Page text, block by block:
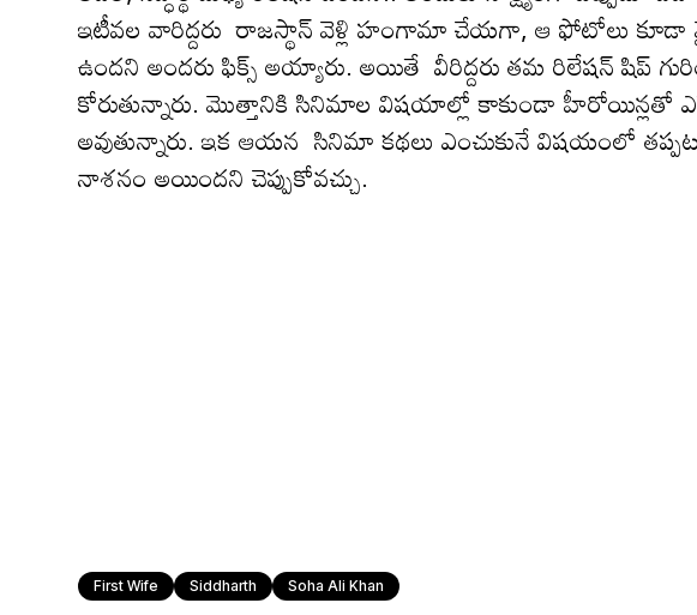
ఇటీవ‌ల వారిద్ద‌రు రాజస్థాన్ వెళ్లి హంగామా చేయ‌గా, ఆ ఫోటోలు
ఉంద‌ని అంద‌రు ఫిక్స్ అయ్యారు. అయితే వీరిద్దరు తమ రిలేషన్ షిప్
కోరుతున్నారు. మొత్తానికి సినిమాల విషయాల్లో కాకుండా హీరోయిన్లతో
అవుతున్నారు. ఇక ఆయ‌న సినిమా కథలు ఎంచుకునే విషయంలో
నాశనం అయిందని చెప్పుకోవచ్చు.
First Wife Siddharth Soha Ali Khan